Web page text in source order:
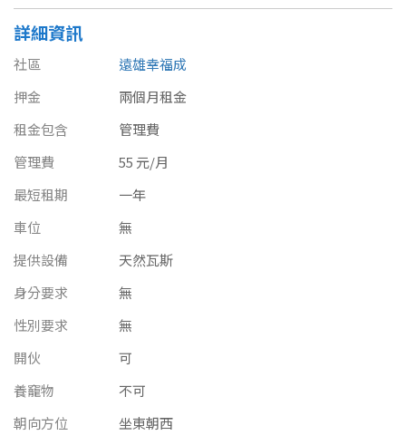
苗栗縣
台中市
彰化縣
南投縣
嘉義市
嘉義縣
台南市
澎湖縣
屏東縣
農舍 辦公 店面 工廠
倉庫
坪數
不拘
20~30 坪
40~50 坪
60~70 坪
詳細資訊
社區
遠雄幸福成
押金
兩個月租金
租金包含
管理費
管理費
55 元/月
最短租期
一年
車位
無
提供設備
天然瓦斯
身分要求
無
性別要求
無
開伙
可
養竉物
不可
朝向方位
坐東朝西